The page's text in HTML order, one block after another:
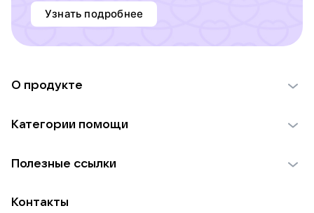
Узнать подробнее
О продукте
Использование материалов
Для НКО
Категории помощи
Пожилым
Полезные ссылки
Контакты